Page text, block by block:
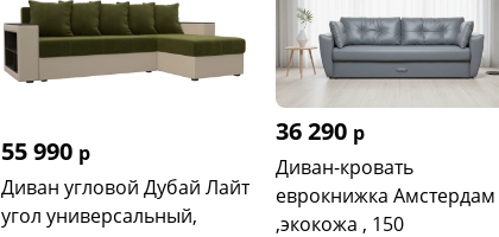
55 990 р
Диван угловой Дубай Лайт
угол универсальный,
36 290 р
Диван-кровать
еврокнижка Амстердам
,экокожа , 150